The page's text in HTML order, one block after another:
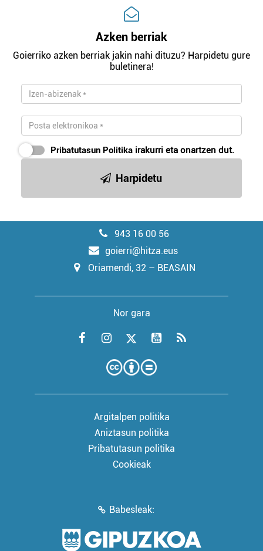
Azken berriak
Goierriko azken berriak jakin nahi dituzu? Harpidetu gure
buletinera!
Pribatutasun Politika irakurri eta onartzen dut.
Harpidetu
943 16 00 56
goierri@hitza.eus
Oriamendi, 32 – BEASAIN
Nor gara
Argitalpen politika
Aniztasun politika
Pribatutasun politika
Cookieak
Babesleak: